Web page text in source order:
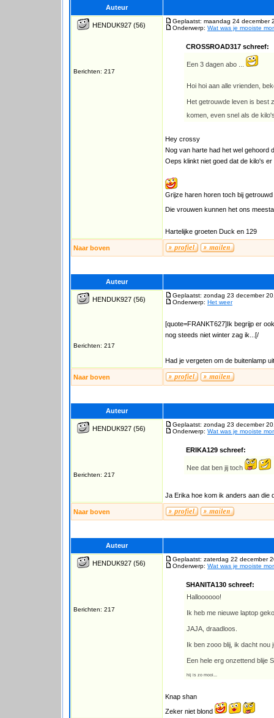
Auteur
HENDUK927 (56)
Berichten: 217
Geplaatst: maandag 24 december
Onderwerp: Wat was je mooiste
CROSSROAD317 schreef:
Een 3 dagen abo ...
Hoi hoi aan alle vrienden,
Het getrouwde leven is best
komen, even snel als de
Hey crossy
Nog van harte had het wel gehoord
Oeps klinkt niet goed dat de kilo's
Grijze haren horen toch bij getrouwd
Die vrouwen kunnen het ons
Hartelijke groeten Duck en 129
Naar boven
Auteur
HENDUK927 (56)
Berichten: 217
Geplaatst: zondag 23 december
Onderwerp: Het weer
[quote=FRANKT627]Ik begrijp er
nog steeds niet winter zag ik...[/
Had je vergeten om de buitenlamp
Naar boven
Auteur
HENDUK927 (56)
Berichten: 217
Geplaatst: zondag 23 december
Onderwerp: Wat was je mooiste
ERIKA129 schreef:
Nee dat ben jij toch
Ja Erika hoe kom ik anders aan die
Naar boven
Auteur
HENDUK927 (56)
Berichten: 217
Geplaatst: zaterdag 22 december
Onderwerp: Wat was je mooiste
SHANITA130 schreef:
Halloooooo!
Ik heb me nieuwe laptop
JAJA, draadloos.
Ik ben zooo blij, ik dacht nou
Een hele erg onzettend blije
hij is zo mooi...
Knap shan
Zeker niet blond